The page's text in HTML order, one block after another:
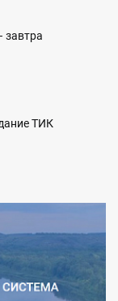
завтра
ТИК